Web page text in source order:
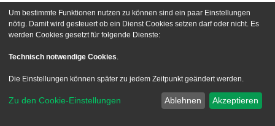
Um bestimmte Funktionen nutzen zu können sind ein paar Einstellungen
nötig. Damit wird gesteuert ob ein Dienst Cookies setzen darf oder nicht. Es
werden Cookies gesetzt für folgende Dienste:
Technisch notwendige Cookies.
Die Einstellungen können später zu jedem Zeitpunkt geändert werden.
Zu den Cookie-Einstellungen Ablehnen Akzeptieren